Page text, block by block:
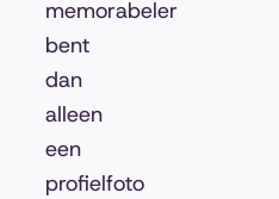
memorabeler
bent
dan
alleen
een
profielfoto